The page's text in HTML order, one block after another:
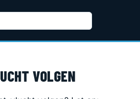
VOLGEN